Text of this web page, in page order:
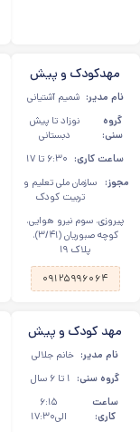
مهدکودک و پیش
دبستانی شمیم یاس
نام مدیر: شمیم آشتیانی
گروه
سنی:
نوزاد تا پیش
دبستانی
ساعت کاری: ۶:۳۰ تا ۱۷
مجوز:
سازمان ملی تعلیم و
تربیت کودک
پیروزی، سوم نیرو هوایی،
کوچه صبوریان (۳/۴۱)،
پلاک ۱۹
۰۹۱۲۵۹۹۶۰۶۴
مهد کودک و پیش
دبستانی آبرنگ در
جنت آباد مرکزی
نام مدیر: خانم جلالی
گروه سنی: ۱ تا ۶ سال
ساعت
کاری:
۶:۱۵
الی۱۷:۳۰